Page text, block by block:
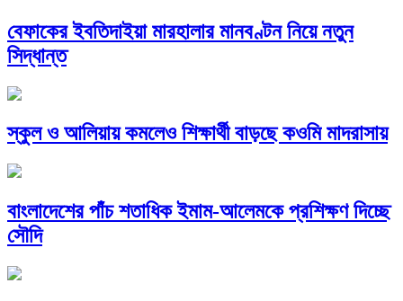
বেফাকের ইবতিদাইয়া মারহালার মানবণ্টন নিয়ে নতুন
সিদ্ধান্ত
স্কুল ও আলিয়ায় কমলেও শিক্ষার্থী বাড়ছে কওমি মাদরাসায়
বাংলাদেশের পাঁচ শতাধিক ইমাম-আলেমকে প্রশিক্ষণ দিচ্ছে
সৌদি